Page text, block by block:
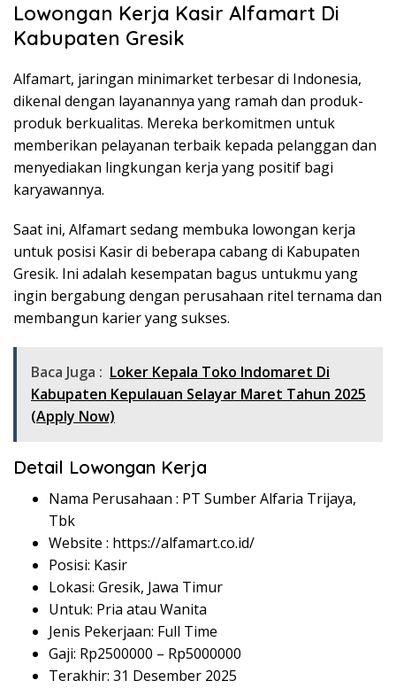
Lowongan Kerja Kasir Alfamart Di
Kabupaten Gresik
Alfamart, jaringan minimarket terbesar di Indonesia,
dikenal dengan layanannya yang ramah dan produk-
produk berkualitas. Mereka berkomitmen untuk
memberikan pelayanan terbaik kepada pelanggan dan
menyediakan lingkungan kerja yang positif bagi
karyawannya.
Saat ini, Alfamart sedang membuka lowongan kerja
untuk posisi Kasir di beberapa cabang di Kabupaten
Gresik. Ini adalah kesempatan bagus untukmu yang
ingin bergabung dengan perusahaan ritel ternama dan
membangun karier yang sukses.
Baca Juga : Loker Kepala Toko Indomaret Di
Kabupaten Kepulauan Selayar Maret Tahun 2025
(Apply Now)
Detail Lowongan Kerja
Nama Perusahaan : PT Sumber Alfaria Trijaya,
Tbk
Website : https://alfamart.co.id/
Posisi: Kasir
Lokasi: Gresik, Jawa Timur
Untuk: Pria atau Wanita
Jenis Pekerjaan: Full Time
Gaji: Rp2500000 – Rp5000000
Terakhir: 31 Desember 2025